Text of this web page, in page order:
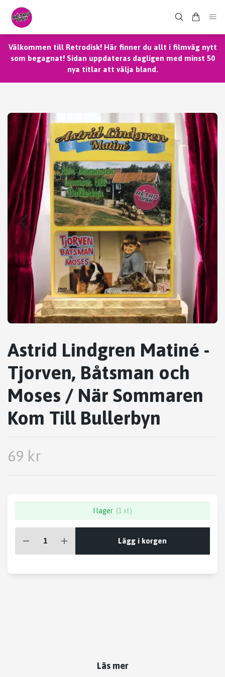
Välkommen till Retrodisk! Här finner du allt i filmväg nytt
som begagnat! Sidan uppdateras dagligen med minst 50
nya titlar att välja bland.
Astrid Lindgren Matiné -
Tjorven, Båtsman och
Moses / När Sommaren
Kom Till Bullerbyn
69 kr
I lager (1 st)
Lägg i korgen
Läs mer